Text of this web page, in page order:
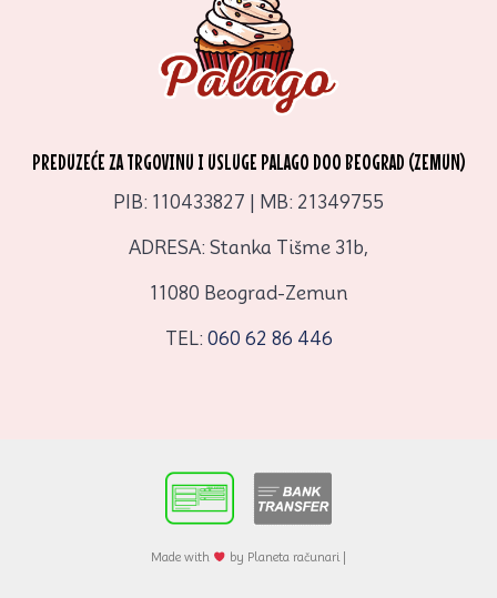
PREDUZEĆE ZA TRGOVINU I USLUGE PALAGO DOO BEOGRAD (ZEMUN)
PIB: 110433827 | MB: 21349755
ADRESA: Stanka Tišme 31b,
11080 Beograd-Zemun
TEL: 060 62 86 446
Made with by Planeta računari |